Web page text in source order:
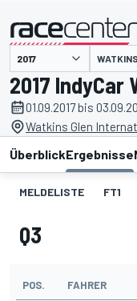
2017 IndyCar
01.09.2017 bis
Watkins Glen
ÜberblickErgebnisse
MELDELISTE FT1
Q3
POS. FAHRER